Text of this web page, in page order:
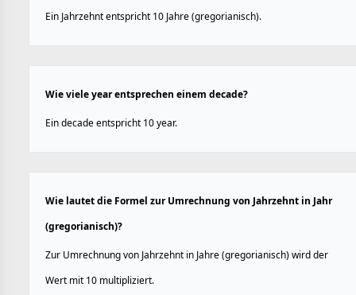
Ein Jahrzehnt entspricht 10 Jahre (gregorianisch).
Wie viele year entsprechen einem decade?
Ein decade entspricht 10 year.
Wie lautet die Formel zur Umrechnung von Jahrzehnt in Jahr
(gregorianisch)?
Zur Umrechnung von Jahrzehnt in Jahre (gregorianisch) wird der
Wert mit 10 multipliziert.